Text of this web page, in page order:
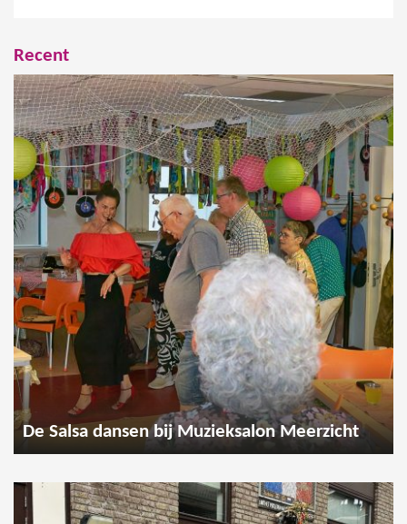
Recent
De Salsa dansen bij Muzieksalon Meerzicht